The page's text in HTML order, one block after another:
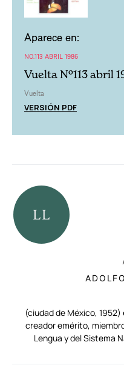
Aparece en:
NO.113 ABRIL 1986
Vuelta Nº113 abril
Vuelta
VERSIÓN PDF
(ciudad de México,
creador emérito,
Lengua y del Sistema